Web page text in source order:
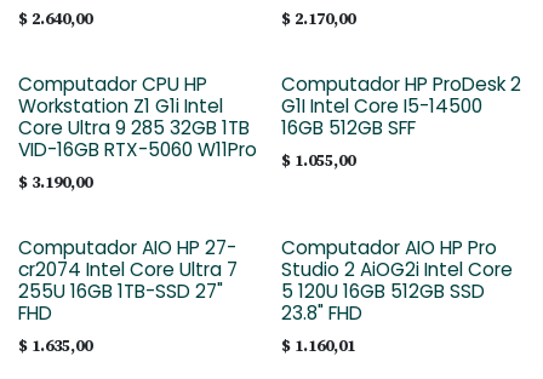
$ 2.640,00 $ 2.170,00
Computador CPU HP
Workstation Z1 G1i Intel
Core Ultra 9 285 32GB 1TB
VID-16GB RTX-5060 W11Pro
$ 3.190,00
Computador HP ProDesk 2
G1I Intel Core I5-14500
16GB 512GB SFF
$ 1.055,00
Computador AIO HP 27-
cr2074 Intel Core Ultra 7
255U 16GB 1TB-SSD 27"
FHD
$ 1.635,00
Computador AIO HP Pro
Studio 2 AiOG2i Intel Core
5 120U 16GB 512GB SSD
23.8" FHD
$ 1.160,01